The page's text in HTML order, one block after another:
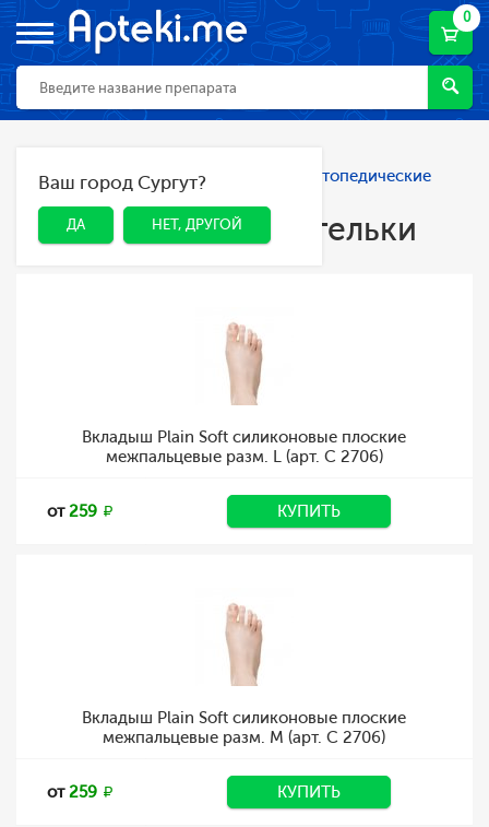
0
ДА НЕТ, ДРУГОЙ
Ваш город Сургут?
ДА НЕТ, ДРУГОЙ
Главная Каталог Ортопедия
Ортопедические
стельки
Ортопедические стельки
Вкладыш Plain Soft силиконовые плоские
межпальцевые разм. L (арт. C 2706)
от259 КУПИТЬ
Вкладыш Plain Soft силиконовые плоские
межпальцевые разм. M (арт. C 2706)
от259 КУПИТЬ